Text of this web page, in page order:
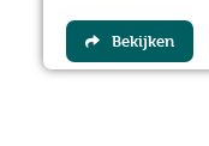
Bekijken